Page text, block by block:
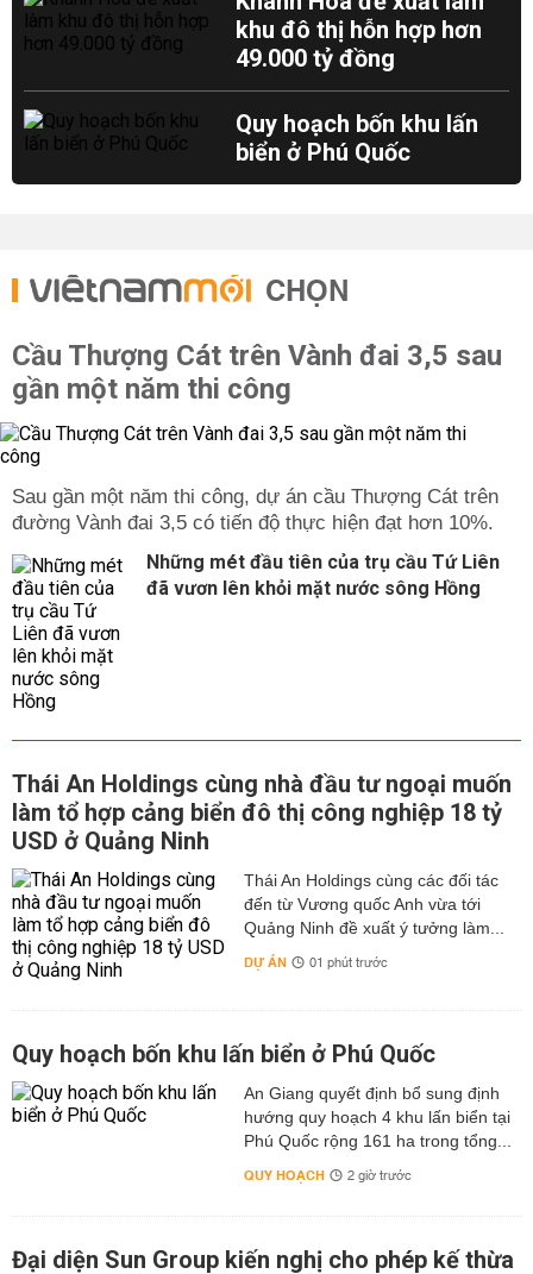
khu đô thị hỗn hợp hơn
49.000 tỷ đồng
Quy hoạch bốn khu lấn
biển ở Phú Quốc
CHỌN
Cầu Thượng Cát trên Vành đai 3,5 sau
gần một năm thi công
Sau gần một năm thi công, dự án cầu Thượng Cát trên
đường Vành đai 3,5 có tiến độ thực hiện đạt hơn 10%.
Những mét đầu tiên của trụ cầu Tứ Liên
đã vươn lên khỏi mặt nước sông Hồng
Thái An Holdings cùng nhà đầu tư ngoại muốn
làm tổ hợp cảng biển đô thị công nghiệp 18 tỷ
USD ở Quảng Ninh
Thái An Holdings cùng các đối tác
đến từ Vương quốc Anh vừa tới
Quảng Ninh đề xuất ý tưởng làm...
DỰ ÁN 01 phút trước
Quy hoạch bốn khu lấn biển ở Phú Quốc
An Giang quyết định bổ sung định
hướng quy hoạch 4 khu lấn biển tại
Phú Quốc rộng 161 ha trong tổng...
QUY HOẠCH 2 giờ trước
Đại diện Sun Group kiến nghị cho phép kế thừa